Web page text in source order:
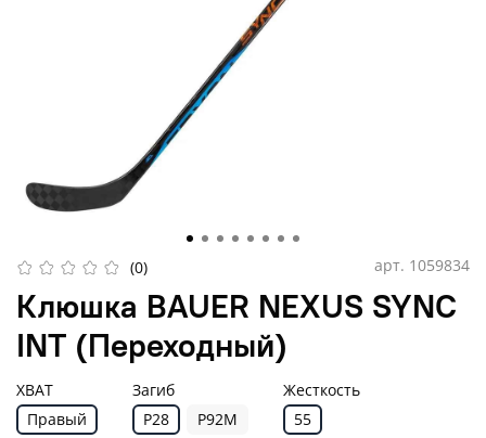
(0) арт. 1059834
Клюшка BAUER NEXUS SYNC
INT (Переходный)
ХВАТ
Правый
Загиб
P28
P92M
Жесткость
55